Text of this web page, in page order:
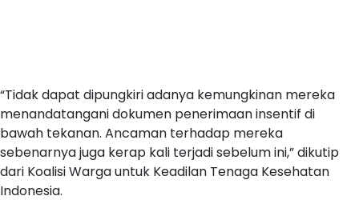
“Tidak dapat dipungkiri adanya kemungkinan mereka
menandatangani dokumen penerimaan insentif di
bawah tekanan. Ancaman terhadap mereka
sebenarnya juga kerap kali terjadi sebelum ini,” dikutip
dari Koalisi Warga untuk Keadilan Tenaga Kesehatan
Indonesia.